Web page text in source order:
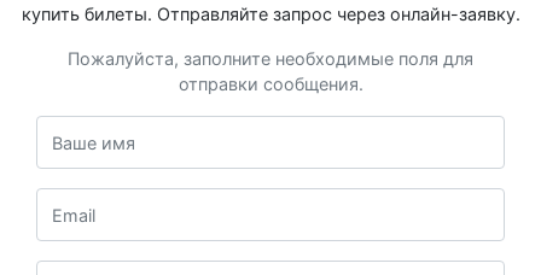
купить билеты. Отправляйте запрос через онлайн-заявку.
Пожалуйста, заполните необходимые поля для
отправки сообщения.